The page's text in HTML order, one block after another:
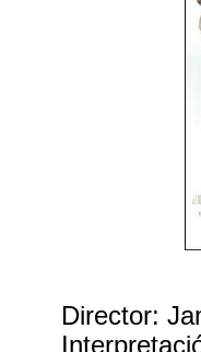
Director: